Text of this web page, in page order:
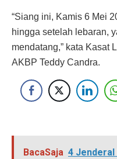
“Siang ini, Kamis 6 Mei
hingga setelah lebaran,
mendatang,” kata Kasat
AKBP Teddy Candra.
BacaSaja 4 Jenderal